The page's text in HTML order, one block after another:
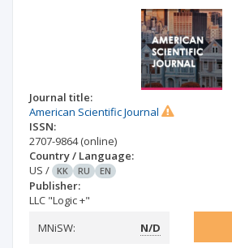
Journal title:
American Scientific Journal
ISSN:
2707-9864(online)
Country / Language:
US / KK RU EN
Publisher:
LLC "Logic +"
MNiSW:
N/D